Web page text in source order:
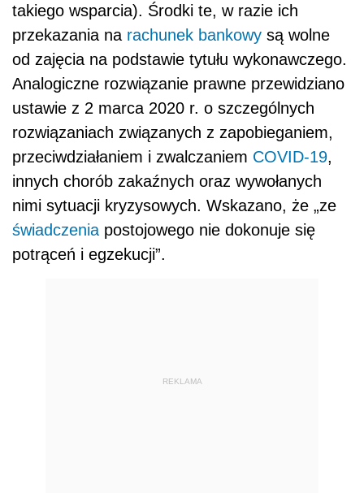
takiego wsparcia). Środki te, w razie ich
przekazania na rachunek bankowy są wolne
od zajęcia na podstawie tytułu wykonawczego.
Analogiczne rozwiązanie prawne przewidziano
ustawie z 2 marca 2020 r. o szczególnych
rozwiązaniach związanych z zapobieganiem,
przeciwdziałaniem i zwalczaniem COVID-19,
innych chorób zakaźnych oraz wywołanych
nimi sytuacji kryzysowych. Wskazano, że „ze
świadczenia postojowego nie dokonuje się
potrąceń i egzekucji”.
REKLAMA